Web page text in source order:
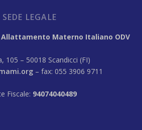
SEDE LEGALE
Materno Italiano ODV
105 – 50018 Scandicci (FI)
– fax: 055 3906 9711
Fiscale: 94074040489